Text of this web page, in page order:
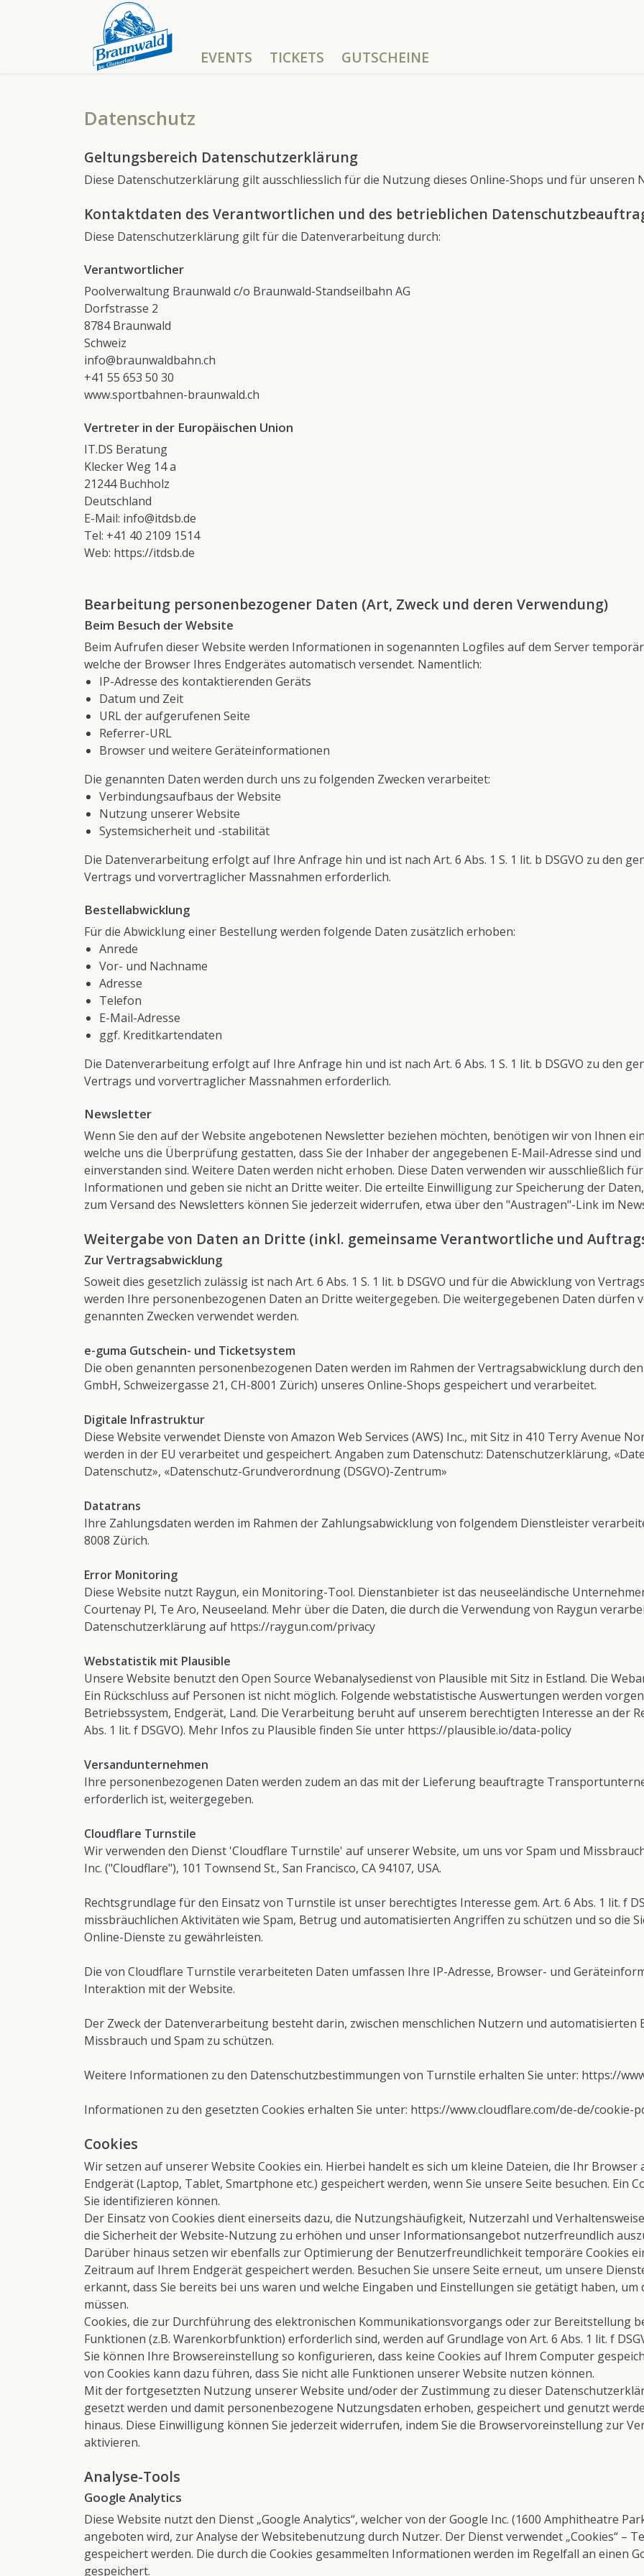
EVENTS TICKETS GUTSCHEINE
Datenschutz
Geltungsbereich Datenschutzerklärung
Diese Datenschutzerklärung gilt ausschliesslich für die Nutzung dieses Online-Shops und für unseren
Kontaktdaten des Verantwortlichen und des betrieblichen
Diese Datenschutzerklärung gilt für die Datenverarbeitung durch:
Verantwortlicher
Poolverwaltung Braunwald c/o Braunwald-Standseilbahn AG
Dorfstrasse 2
8784 Braunwald
Schweiz
info@braunwaldbahn.ch
+41 55 653 50 30
www.sportbahnen-braunwald.ch
Vertreter in der Europäischen Union
IT.DS Beratung
Klecker Weg 14 a
21244 Buchholz
Deutschland
E-Mail: info@itdsb.de
Tel: +41 40 2109 1514
Web: https://itdsb.de
Bearbeitung personenbezogener Daten (Art, Zweck und deren Verwendung)
Beim Besuch der Website
Beim Aufrufen dieser Website werden Informationen in sogenannten Logfiles auf dem Server
welche der Browser Ihres Endgerätes automatisch versendet. Namentlich:
IP-Adresse des kontaktierenden Geräts
Datum und Zeit
URL der aufgerufenen Seite
Referrer-URL
Browser und weitere Geräteinformationen
Die genannten Daten werden durch uns zu folgenden Zwecken verarbeitet:
Verbindungsaufbaus der Website
Nutzung unserer Website
Systemsicherheit und -stabilität
Die Datenverarbeitung erfolgt auf Ihre Anfrage hin und ist nach Art. 6 Abs. 1 S. 1 lit. b DSGVO zu den
Vertrags und vorvertraglicher Massnahmen erforderlich.
Bestellabwicklung
Für die Abwicklung einer Bestellung werden folgende Daten zusätzlich erhoben:
Anrede
Vor- und Nachname
Adresse
Telefon
E-Mail-Adresse
ggf. Kreditkartendaten
Die Datenverarbeitung erfolgt auf Ihre Anfrage hin und ist nach Art. 6 Abs. 1 S. 1 lit. b DSGVO zu den
Vertrags und vorvertraglicher Massnahmen erforderlich.
Newsletter
Wenn Sie den auf der Website angebotenen Newsletter beziehen möchten, benötigen wir von Ihnen
welche uns die Überprüfung gestatten, dass Sie der Inhaber der angegebenen E-Mail-Adresse sind
einverstanden sind. Weitere Daten werden nicht erhoben. Diese Daten verwenden wir ausschließlich
Informationen und geben sie nicht an Dritte weiter. Die erteilte Einwilligung zur Speicherung der
zum Versand des Newsletters können Sie jederzeit widerrufen, etwa über den "Austragen"-Link im
Weitergabe von Daten an Dritte (inkl. gemeinsame Verantwortliche und
Zur Vertragsabwicklung
Soweit dies gesetzlich zulässig ist nach Art. 6 Abs. 1 S. 1 lit. b DSGVO und für die Abwicklung von
werden Ihre personenbezogenen Daten an Dritte weitergegeben. Die weitergegebenen Daten dürfen
genannten Zwecken verwendet werden.
e-guma Gutschein- und Ticketsystem
Die oben genannten personenbezogenen Daten werden im Rahmen der Vertragsabwicklung durch
GmbH, Schweizergasse 21, CH-8001 Zürich) unseres Online-Shops gespeichert und verarbeitet.
Digitale Infrastruktur
Diese Website verwendet Dienste von Amazon Web Services (AWS) Inc., mit Sitz in 410 Terry Avenue
werden in der EU verarbeitet und gespeichert. Angaben zum Datenschutz: Datenschutzerklärung,
Datenschutz», «Datenschutz-Grundverordnung (DSGVO)-Zentrum»
Datatrans
Ihre Zahlungsdaten werden im Rahmen der Zahlungsabwicklung von folgendem Dienstleister
8008 Zürich.
Error Monitoring
Diese Website nutzt Raygun, ein Monitoring-Tool. Dienstanbieter ist das neuseeländische
Courtenay Pl, Te Aro, Neuseeland. Mehr über die Daten, die durch die Verwendung von Raygun
Datenschutzerklärung auf https://raygun.com/privacy
Webstatistik mit Plausible
Unsere Website benutzt den Open Source Webanalysedienst von Plausible mit Sitz in Estland. Die
Ein Rückschluss auf Personen ist nicht möglich. Folgende webstatistische Auswertungen werden
Betriebssystem, Endgerät, Land. Die Verarbeitung beruht auf unserem berechtigten Interesse an der
Abs. 1 lit. f DSGVO). Mehr Infos zu Plausible finden Sie unter https://plausible.io/data-policy
Versandunternehmen
Ihre personenbezogenen Daten werden zudem an das mit der Lieferung beauftragte
erforderlich ist, weitergegeben.
Cloudflare Turnstile
Wir verwenden den Dienst 'Cloudflare Turnstile' auf unserer Website, um uns vor Spam und
Inc. ("Cloudflare"), 101 Townsend St., San Francisco, CA 94107, USA.
Rechtsgrundlage für den Einsatz von Turnstile ist unser berechtigtes Interesse gem. Art. 6 Abs. 1 lit. f
missbräuchlichen Aktivitäten wie Spam, Betrug und automatisierten Angriffen zu schützen und so die
Online-Dienste zu gewährleisten.
Die von Cloudflare Turnstile verarbeiteten Daten umfassen Ihre IP-Adresse, Browser- und
Interaktion mit der Website.
Der Zweck der Datenverarbeitung besteht darin, zwischen menschlichen Nutzern und automatisierten
Missbrauch und Spam zu schützen.
Weitere Informationen zu den Datenschutzbestimmungen von Turnstile erhalten Sie unter: https://
Informationen zu den gesetzten Cookies erhalten Sie unter: https://www.cloudflare.com/de-de/cookie-
Cookies
Wir setzen auf unserer Website Cookies ein. Hierbei handelt es sich um kleine Dateien, die Ihr
Endgerät (Laptop, Tablet, Smartphone etc.) gespeichert werden, wenn Sie unsere Seite besuchen. Ein
Sie identifizieren können.
Der Einsatz von Cookies dient einerseits dazu, die Nutzungshäufigkeit, Nutzerzahl und
die Sicherheit der Website-Nutzung zu erhöhen und unser Informationsangebot nutzerfreundlich
Darüber hinaus setzen wir ebenfalls zur Optimierung der Benutzerfreundlichkeit temporäre Cookies
Zeitraum auf Ihrem Endgerät gespeichert werden. Besuchen Sie unsere Seite erneut, um unsere
erkannt, dass Sie bereits bei uns waren und welche Eingaben und Einstellungen sie getätigt haben,
müssen.
Cookies, die zur Durchführung des elektronischen Kommunikationsvorgangs oder zur Bereitstellung
Funktionen (z.B. Warenkorbfunktion) erforderlich sind, werden auf Grundlage von Art. 6 Abs. 1 lit. f
Sie können Ihre Browsereinstellung so konfigurieren, dass keine Cookies auf Ihrem Computer
von Cookies kann dazu führen, dass Sie nicht alle Funktionen unserer Website nutzen können.
Mit der fortgesetzten Nutzung unserer Website und/oder der Zustimmung zu dieser
gesetzt werden und damit personenbezogene Nutzungsdaten erhoben, gespeichert und genutzt
hinaus. Diese Einwilligung können Sie jederzeit widerrufen, indem Sie die Browservoreinstellung zur
aktivieren.
Analyse-Tools
Google Analytics
Diese Website nutzt den Dienst „Google Analytics“, welcher von der Google Inc. (1600 Amphitheatre
angeboten wird, zur Analyse der Websitebenutzung durch Nutzer. Der Dienst verwendet „Cookies“ –
gespeichert werden. Die durch die Cookies gesammelten Informationen werden im Regelfall an einen
gespeichert.